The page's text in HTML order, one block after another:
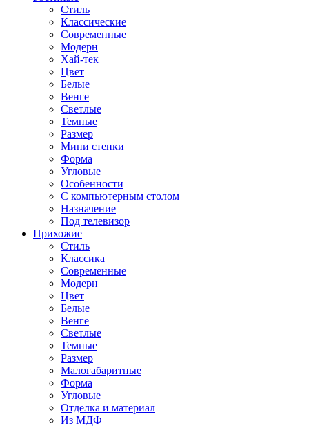
Стиль
Классические
Современные
Модерн
Хай-тек
Цвет
Белые
Венге
Светлые
Темные
Размер
Мини стенки
Форма
Угловые
Особенности
С компьютерным столом
Назначение
Под телевизор
Прихожие
Стиль
Классика
Современные
Модерн
Цвет
Белые
Венге
Светлые
Темные
Размер
Малогабаритные
Форма
Угловые
Отделка и материал
Из МДФ